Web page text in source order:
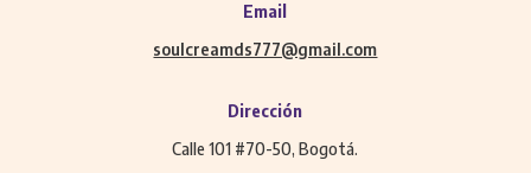
Email
soulcreamds777@gmail.com
Dirección
Calle 101 #70-50, Bogotá.